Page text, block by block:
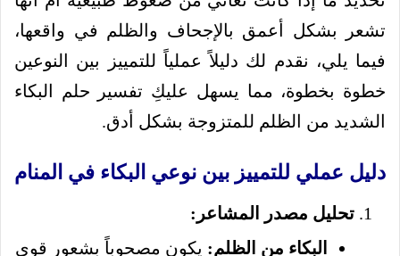
تشعر بشكل أعمق بالإجحاف والظلم في واقعها،
فيما يلي، نقدم لك دليلاً عملياً للتمييز بين النوعين
خطوة بخطوة، مما يسهل عليكِ تفسير حلم البكاء
الشديد من الظلم للمتزوجة بشكل أدق.
دليل عملي للتمييز بين نوعي البكاء في المنام
تحليل مصدر المشاعر:
البكاء من الظلم: يكون مصحوباً بشعور قوي